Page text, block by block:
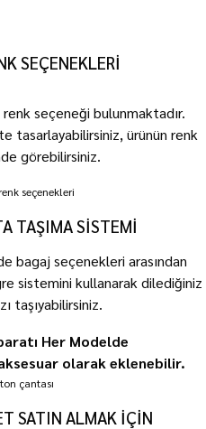
SEÇENEKLERİ
seçeneği bulunmaktadır.
tasarlayabilirsiniz, ürünün renk
görebilirsiniz.
TAŞIMA SİSTEMİ
bagaj seçenekleri arasından
sistemini kullanarak dilediğiniz
taşıyabilirsiniz.
Her Modelde
olarak eklenebilir.
SATIN ALMAK İÇİN